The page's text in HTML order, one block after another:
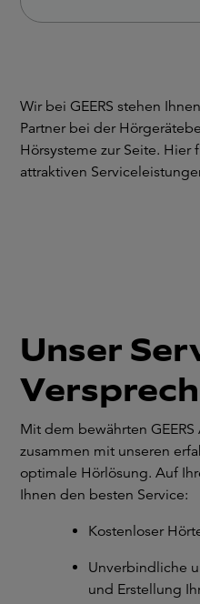
Wir bei GEERS stehen
Partner bei der
Hörsysteme zur Seite. Hier
attraktiven
Unser
Mit dem bewährten
zusammen mit unseren
optimale Hörlösung. Auf
Ihnen den besten Service:
Kostenloser
Unverbindliche
und Erstellung